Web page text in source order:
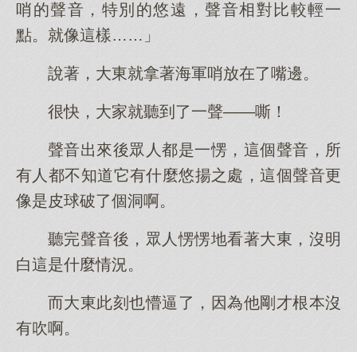
哨的聲音，特別的悠遠，聲音相對比較輕一
點。就像這樣……」
說著，大東就拿著海軍哨放在了嘴邊。
很快，大家就聽到了一聲——嘶！
聲音出來後眾人都是一愣，這個聲音，所
有人都不知道它有什麼悠揚之處，這個聲音更
像是皮球破了個洞啊。
聽完聲音後，眾人愣愣地看著大東，沒明
白這是什麼情況。
而大東此刻也懵逼了，因為他剛才根本沒
有吹啊。